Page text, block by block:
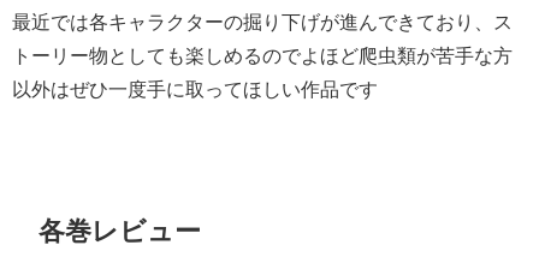
最近では各キャラクターの掘り下げが進んできており、ス
トーリー物としても楽しめるのでよほど爬虫類が苦手な方
以外はぜひ一度手に取ってほしい作品です
各巻レビュー